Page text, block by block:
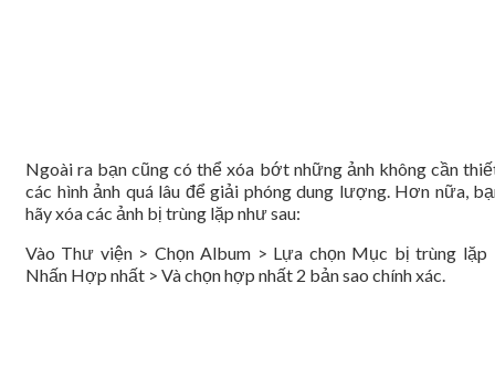
Ngoài ra bạn cũng có thể xóa bớt những ảnh không cần
các hình ảnh quá lâu để giải phóng dung lượng. Hơn nữa,
hãy xóa các ảnh bị trùng lặp như sau:
Vào Thư viện > Chọn Album > Lựa chọn Mục bị trùng lặp
Nhấn Hợp nhất > Và chọn hợp nhất 2 bản sao chính xác.